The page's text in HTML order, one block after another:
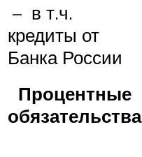
– в т.ч.
кредиты от
Банка России
Процентные
обязательства